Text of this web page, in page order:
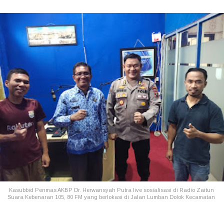
Kasubbid Penmas AKBP Dr. Herwansyah Putra live sosialisasi di Radio Zaitun
Suara Kebenaran 105, 80 FM yang berlokasi di Jalan Lumban Dolok Kecamatan